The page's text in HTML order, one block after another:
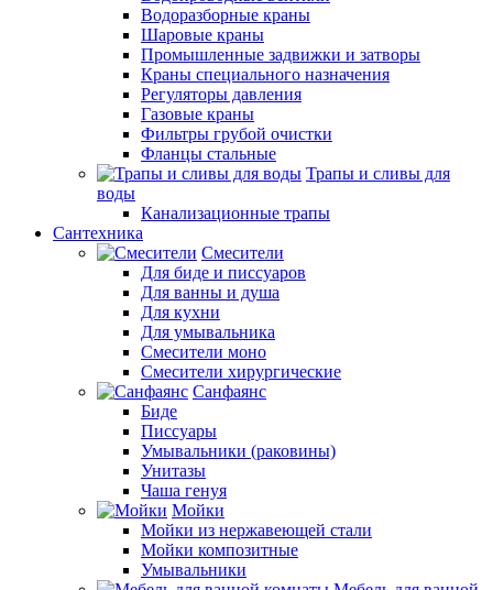
Водоразборные краны
Шаровые краны
Промышленные задвижки и затворы
Краны специального назначения
Регуляторы давления
Газовые краны
Фильтры грубой очистки
Фланцы стальные
Трапы и сливы для
воды
Канализационные трапы
Сантехника
Смесители
Для биде и писсуаров
Для ванны и душа
Для кухни
Для умывальника
Смесители моно
Смесители хирургические
Санфаянс
Биде
Писсуары
Умывальники (раковины)
Унитазы
Чаша генуя
Мойки
Мойки из нержавеющей стали
Мойки композитные
Умывальники